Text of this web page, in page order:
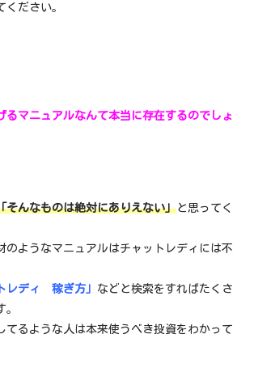
ください。
るマニュアルなんて本当に存在するのでしょ
そんなものは絶対にありえない」と思ってく
のようなマニュアルはチャットレディには不
レディ 稼ぎ方」 などと検索をすればたくさ
てるような人は本来使うべき投資をわかって